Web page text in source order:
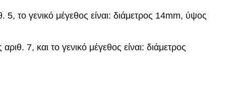
το γενικό μέγεθος είναι: διάμετρος 14mm, ύψος
7, και το γενικό μέγεθος είναι: διάμετρος